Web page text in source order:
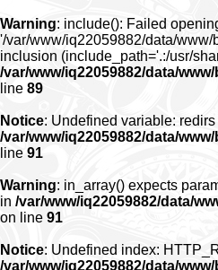
Warning: include(): Failed
'/var/www/iq22059882/data/www/
inclusion (include_path='.:/usr/
/var/www/iq22059882/data/
line 89
Notice: Undefined variable: redirs
/var/www/iq22059882/data/
line 91
Warning: in_array() expects
in /var/www/iq22059882/data/
on line 91
Notice: Undefined index:
/var/www/iq22059882/data/